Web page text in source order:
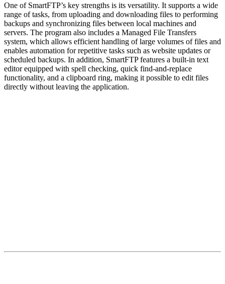
One of SmartFTP’s key strengths is its versatility. It supports a wide
range of tasks, from uploading and downloading files to performing
backups and synchronizing files between local machines and
servers. The program also includes a Managed File Transfers
system, which allows efficient handling of large volumes of files and
enables automation for repetitive tasks such as website updates or
scheduled backups. In addition, SmartFTP features a built-in text
editor equipped with spell checking, quick find-and-replace
functionality, and a clipboard ring, making it possible to edit files
directly without leaving the application.